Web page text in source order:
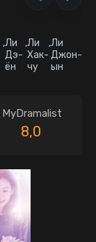
,Ли
Дэ-
ён
,Ли
Хак-
чу
,Ли
Джон-
ын
MyDramalist
8,0